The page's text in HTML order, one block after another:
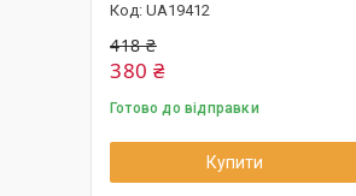
UA19412
418 ₴
380 ₴
Готово до відправки
Купити